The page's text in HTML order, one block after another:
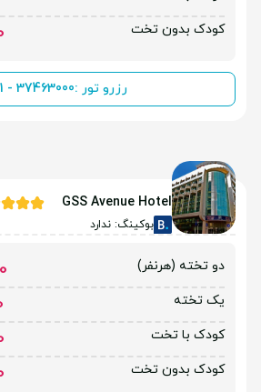
کودک بدون تخت
رزرو تور :- 37463000
GSS Avenue Hotel
بوکینگ: ندارد
دو تخته (هرنفر)
یک تخته
کودک با تخت
کودک بدون تخت